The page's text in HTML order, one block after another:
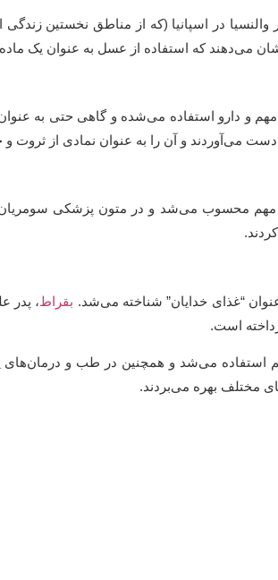
می‌دهند که استفاده از عسل به عنوان یک ماده
و دارو استفاده می‌شده و گاهی حتی به
و آن را به عنوان نمادی از ثروت و خلوص می‌دانستند.
“غذای خدایان” شناخته می‌شد. بقراط، پدر
است.
استفاده می‌شد و همچنین در طب و درمان‌های
مختلف بهره می‌بردند.